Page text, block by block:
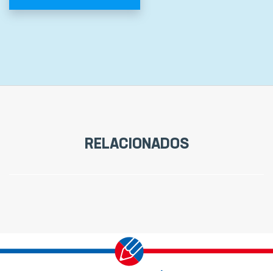
RELACIONADOS